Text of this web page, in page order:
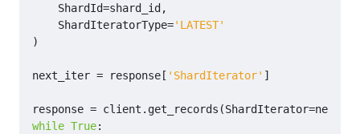
ShardId=shard_id ,
ShardIteratorType='LATEST'
)
next_iter = response [ 'ShardIterator' ]
response = client . get_records (ShardIterator=
while True: